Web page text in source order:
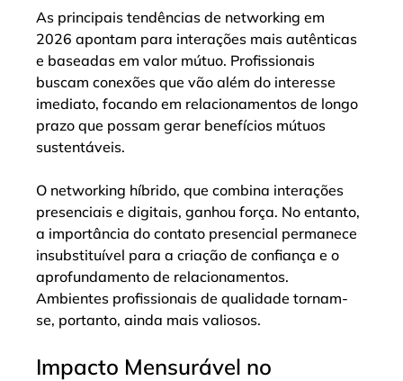
As principais tendências de networking em
2026 apontam para interações mais autênticas
e baseadas em valor mútuo. Profissionais
buscam conexões que vão além do interesse
imediato, focando em relacionamentos de longo
prazo que possam gerar benefícios mútuos
sustentáveis.
O networking híbrido, que combina interações
presenciais e digitais, ganhou força. No entanto,
a importância do contato presencial permanece
insubstituível para a criação de confiança e o
aprofundamento de relacionamentos.
Ambientes profissionais de qualidade tornam-
se, portanto, ainda mais valiosos.
Impacto Mensurável no